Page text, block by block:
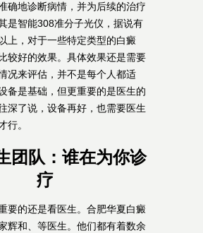
确地诊断病情，并为后续的治疗
是智能308准分子光仪，据说有
上，对于一些特定类型的白癜
较好的效果。具体效果还是需要
况来评估，并不是每个人都适
备是基础，但更重要的是医生的
深了说，设备再好，也需要医生
行。
团队：谁在为你诊
疗
要的还是看医生。合肥华夏白癜
辉和、等医生。他们都有着数余